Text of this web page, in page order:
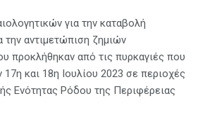
για την καταβολή
την αντιμετώπιση ζημιών
προκλήθηκαν από τις πυρκαγιές που
και 18η Ιουλίου 2023 σε περιοχές
Ενότητας Ρόδου της Περιφέρειας